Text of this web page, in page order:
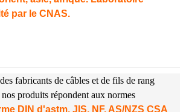
par le CNAS.
fabricants de câbles et de fils de rang
produits répondent aux normes
DIN d'astm, JIS, NF, AS/NZS CSA